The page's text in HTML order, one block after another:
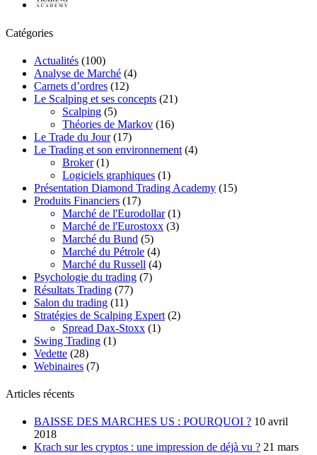
Catégories
Actualités (100)
Analyse de Marché (4)
Carnets d’ordres (12)
Le Scalping et ses concepts (21)
Scalping (5)
Théories de Markov (16)
Le Trade du Jour(17)
Le Trading et son environnement (4)
Broker(1)
Logiciels graphiques (1)
Présentation Diamond Trading Academy (15)
Produits Financiers (17)
Marché de l'Eurodollar(1)
Marché de l'Eurostoxx (3)
Marché du Bund (5)
Marché du Pétrole (4)
Marché du Russell (4)
Psychologie du trading (7)
Résultats Trading (77)
Salon du trading (11)
Stratégies de Scalping Expert (2)
Spread Dax-Stoxx (1)
Swing Trading (1)
Vedette (28)
Webinaires (7)
Articles récents
BAISSE DES MARCHES US : POURQUOI ? 10 avril
2018
Krach sur les cryptos : une impression de déjà vu ? 21 mars